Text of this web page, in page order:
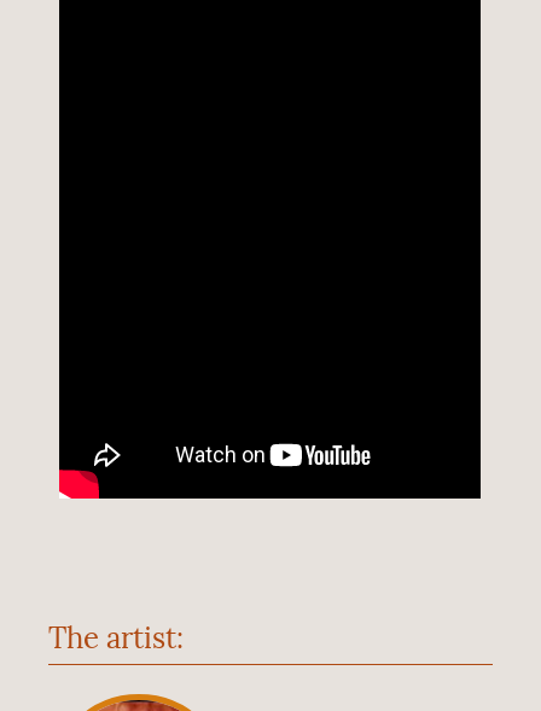
The artist: